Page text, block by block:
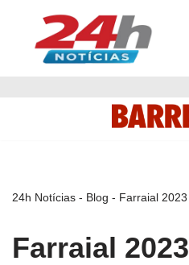
Pular
24h Notícias - Blog - Farraial 2023
Farraial 2023